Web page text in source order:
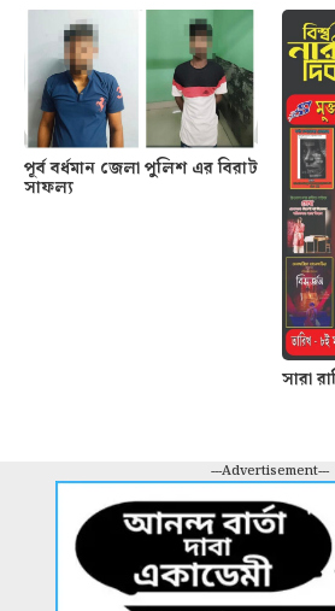
পূর্ব বর্ধমান জেলা পুলিশ এর বিরাট
সাফল্য
সারা
---Advertisement---